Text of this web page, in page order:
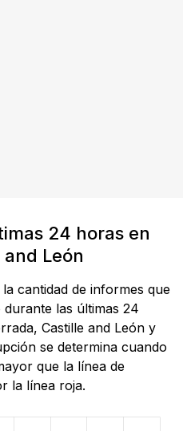
24 horas en
León
cantidad de informes que
las últimas 24
Castille and León y
se determina cuando
que la línea de
la línea roja.